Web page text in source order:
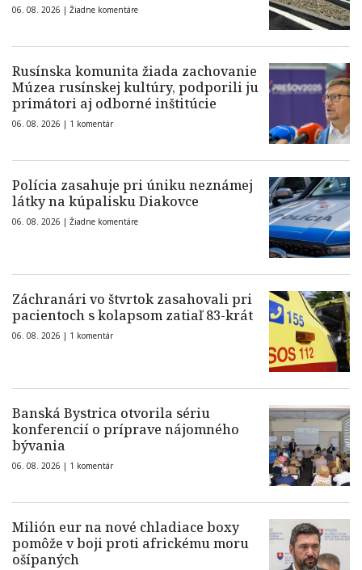
06. 08. 2026 | Žiadne komentáre
Rusínska komunita žiada zachovanie
Múzea rusínskej kultúry, podporili ju
primátori aj odborné inštitúcie
06. 08. 2026 | 1 komentár
Polícia zasahuje pri úniku neznámej
látky na kúpalisku Diakovce
06. 08. 2026 | Žiadne komentáre
Záchranári vo štvrtok zasahovali pri
pacientoch s kolapsom zatiaľ 83-krát
06. 08. 2026 | 1 komentár
Banská Bystrica otvorila sériu
konferencií o príprave nájomného
bývania
06. 08. 2026 | 1 komentár
Milión eur na nové chladiace boxy
pomôže v boji proti africkému moru
ošípaných